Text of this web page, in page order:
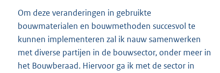
Om deze veranderingen in gebruikte
bouwmaterialen en bouwmethoden succesvol te
kunnen implementeren zal ik nauw samenwerken
met diverse partijen in de bouwsector, onder meer in
het Bouwberaad. Hiervoor ga ik met de sector in